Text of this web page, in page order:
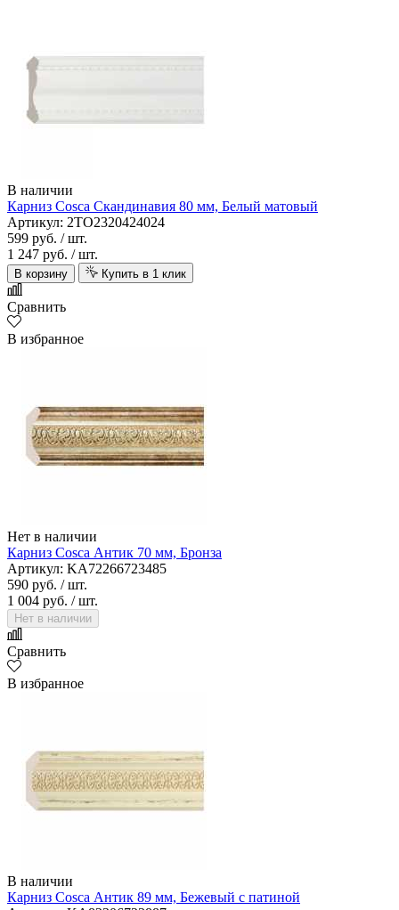
В наличии
Карниз Cosca Скандинавия 80 мм, Белый матовый
Артикул: 2TO2320424024
599 руб. / шт.
1 247 руб. / шт.
В корзину Купить в 1 клик
Сравнить
В избранное
Нет в наличии
Карниз Cosca Антик 70 мм, Бронза
Артикул: KA72266723485
590 руб. / шт.
1 004 руб. / шт.
Нет в наличии
Сравнить
В избранное
В наличии
Карниз Cosca Антик 89 мм, Бежевый с патиной